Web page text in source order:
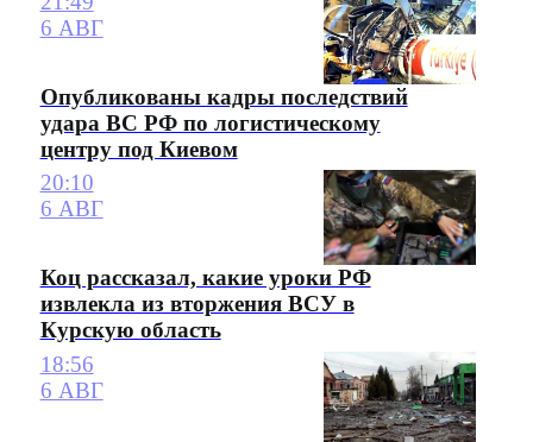
6 АВГ
Опубликованы кадры последствий
удара ВС РФ по логистическому
центру под Киевом
20:10
6 АВГ
Коц рассказал, какие уроки РФ
извлекла из вторжения ВСУ в
Курскую область
18:56
6 АВГ